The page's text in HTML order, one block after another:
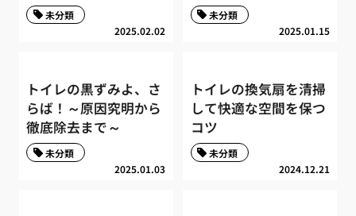
2025.02.02
未分類
2025.01.15
未分類
トイレの黒ずみよ、さ
らば！～原因究明から
徹底除去まで～
2025.01.03
未分類
トイレの換気扇を清掃
して快適な空間を保つ
コツ
2024.12.21
未分類